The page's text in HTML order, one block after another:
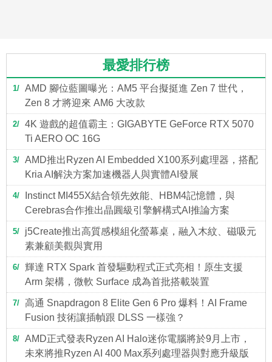
最愛排行榜
1
AMD 腳位藍圖曝光：AM5 平台擬挺進 Zen 7 世代，
Zen 8 才將迎來 AM6 大改款
2
4K 遊戲的超值霸主：GIGABYTE GeForce RTX 5070
Ti AERO OC 16G
3
AMD推出Ryzen AI Embedded X100系列處理器，搭配
Kria AI解決方案加速機器人與實體AI發展
4
Instinct MI455X結合領先效能、HBM4記憶體，與
Cerebras合作推出晶圓級引擎解構式AI推論方案
5
j5Create推出高質感模組化螢幕桌，融入木紋、磁吸元
素兼顧美觀與實用
6
輝達 RTX Spark 首發驅動程式正式亮相！原生支援
Arm 架構，微軟 Surface 成為首批搭載裝置
7
高通 Snapdragon 8 Elite Gen 6 Pro 爆料！AI Frame
Fusion 技術讓插幀跟 DLSS 一樣強？
8
AMD正式發表Ryzen AI Halo迷你電腦將於9月上市，
未來將推Ryzen AI 400 Max系列處理器與對應升級版